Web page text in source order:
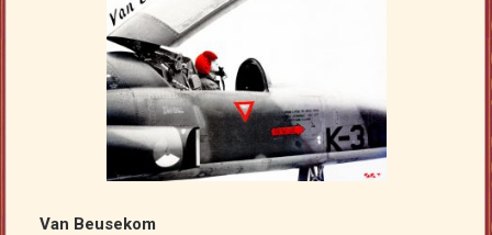
Van Beusekom